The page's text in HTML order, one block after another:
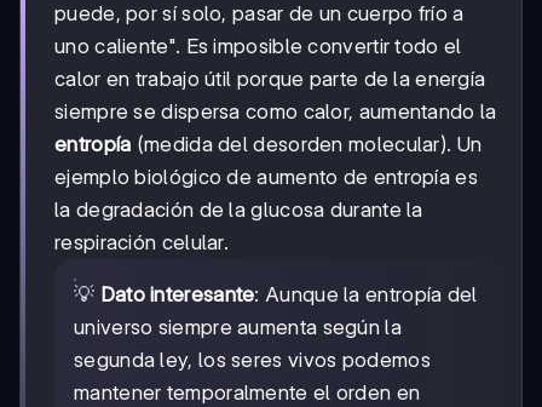
puede, por sí solo, pasar de un cuerpo frío a
uno caliente". Es imposible convertir todo el
calor en trabajo útil porque parte de la energía
siempre se dispersa como calor, aumentando la
entropía (medida del desorden molecular). Un
ejemplo biológico de aumento de entropía es
la degradación de la glucosa durante la
respiración celular.
💡 Dato interesante: Aunque la entropía del
universo siempre aumenta según la
segunda ley, los seres vivos podemos
mantener temporalmente el orden en